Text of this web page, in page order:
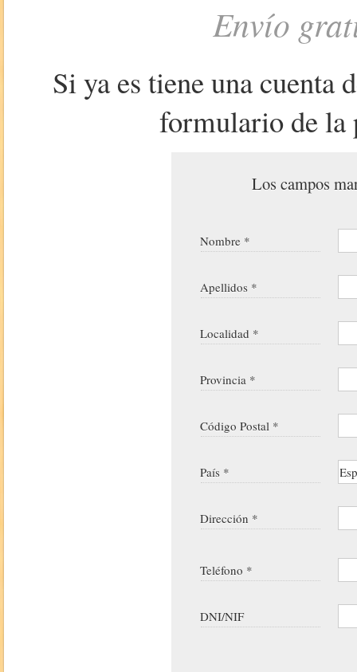
Envío
Si ya es tiene una cuenta
formulario de la
Los campos
Nombre *
Apellidos *
Localidad *
Provincia *
Código Postal *
País *
Dirección *
Teléfono *
DNI/NIF